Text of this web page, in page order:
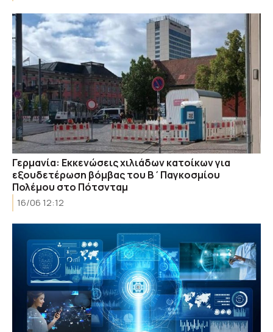
Γερμανία: Εκκενώσεις χιλιάδων κατοίκων για
εξουδετέρωση βόμβας του Β΄Παγκοσμίου
Πολέμου στο Πότσνταμ
16/06 12:12